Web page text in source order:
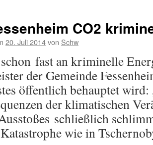
CO2
20. Juli 2014von Schw
fast an kriminelle
der Gemeinde
öffentlich behauptet wird:
der klimatischen
schließlich
Katastrophe wie in